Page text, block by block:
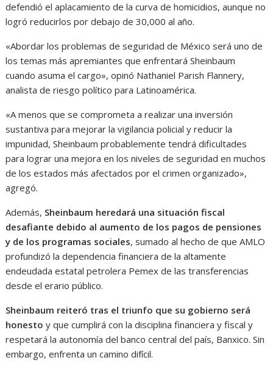
defendió el aplacamiento de la curva de homicidios, aunque no
logró reducirlos por debajo de 30,000 al año.
«Abordar los problemas de seguridad de México será uno de
los temas más apremiantes que enfrentará Sheinbaum
cuando asuma el cargo», opinó Nathaniel Parish Flannery,
analista de riesgo político para Latinoamérica.
«A menos que se comprometa a realizar una inversión
sustantiva para mejorar la vigilancia policial y reducir la
impunidad, Sheinbaum probablemente tendrá dificultades
para lograr una mejora en los niveles de seguridad en muchos
de los estados más afectados por el crimen organizado»,
agregó.
Además, Sheinbaum heredará una situación fiscal
desafiante debido al aumento de los pagos de pensiones
y de los programas sociales, sumado al hecho de que AMLO
profundizó la dependencia financiera de la altamente
endeudada estatal petrolera Pemex de las transferencias
desde el erario público.
Sheinbaum reiteró tras el triunfo que su gobierno será
honesto y que cumplirá con la disciplina financiera y fiscal y
respetará la autonomía del banco central del país, Banxico. Sin
embargo, enfrenta un camino difícil.